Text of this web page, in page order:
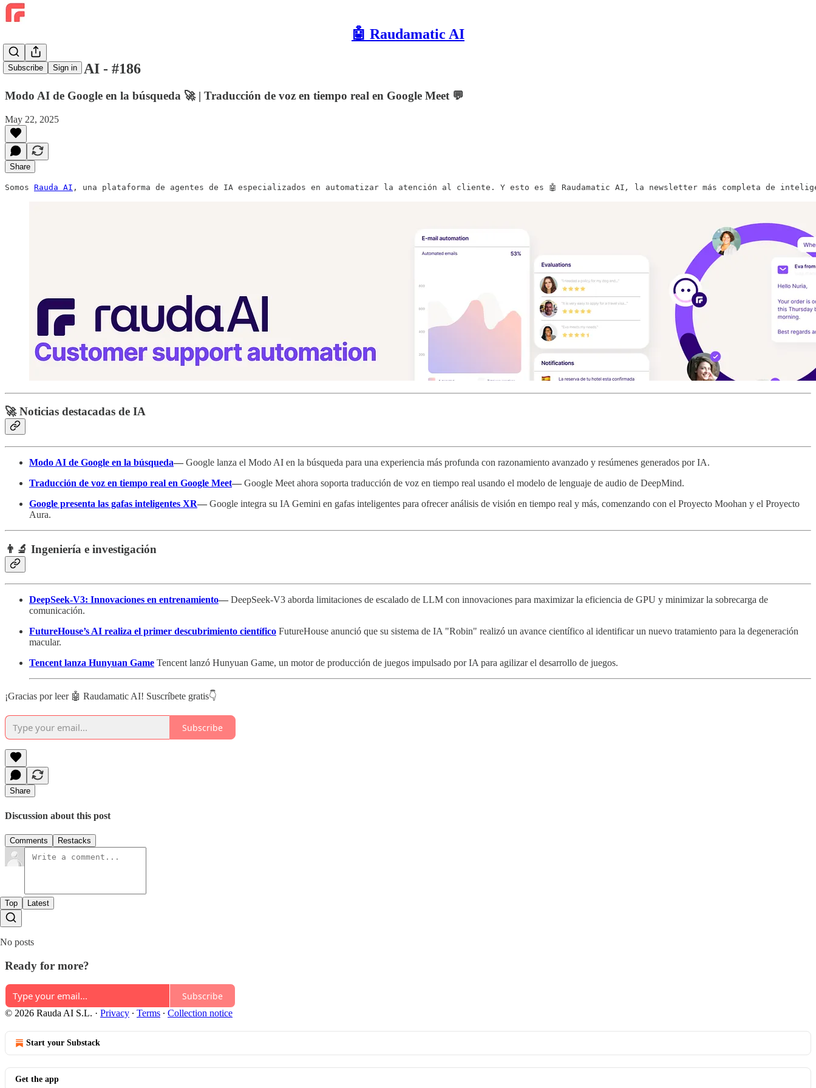
🤖 Raudamatic AI
Subscribe Sign in
Raudamatic AI - #186
Modo AI de Google en la búsqueda 🚀 | Traducción de voz en tiempo real en Google Meet 💬
May 22, 2025
Share
Somos Rauda AI , una plataforma de agentes de IA especializados en automatizar la atención al cliente. Y esto es 🤖 Raudamatic AI , la newsletter más completa de
🚀 Noticias destacadas de IA
Modo AI de Google en la búsqueda— Google lanza el Modo AI en la búsqueda para una experiencia más profunda con razonamiento avanzado y resúmenes generados por IA.
Traducción de voz en tiempo real en Google Meet— Google Meet ahora soporta traducción de voz en tiempo real usando el modelo de lenguaje de audio de DeepMind.
Google presenta las gafas inteligentes XR— Google integra su IA Gemini en gafas inteligentes para ofrecer análisis de visión en tiempo real y más, comenzando con el Proyecto Moohan y el Proyecto
Aura.
👨‍🔬 Ingeniería e investigación
DeepSeek-V3: Innovaciones en entrenamiento— DeepSeek-V3 aborda limitaciones de escalado de LLM con innovaciones para maximizar la eficiencia de GPU y minimizar la sobrecarga de
comunicación.
FutureHouse’s AI realiza el primer descubrimiento científico FutureHouse anunció que su sistema de IA "Robin" realizó un avance científico al identificar un nuevo tratamiento para la degeneración
macular.
Tencent lanza Hunyuan Game Tencent lanzó Hunyuan Game, un motor de producción de juegos impulsado por IA para agilizar el desarrollo de juegos.
¡Gracias por leer 🤖 Raudamatic AI! Suscríbete gratis👇
Subscribe
Share
Discussion about this post
Comments Restacks
Top Latest
No posts
Ready for more?
Subscribe
© 2026 Rauda AI S.L. · Privacy ∙ Terms ∙ Collection notice
Start your Substack
Get the app